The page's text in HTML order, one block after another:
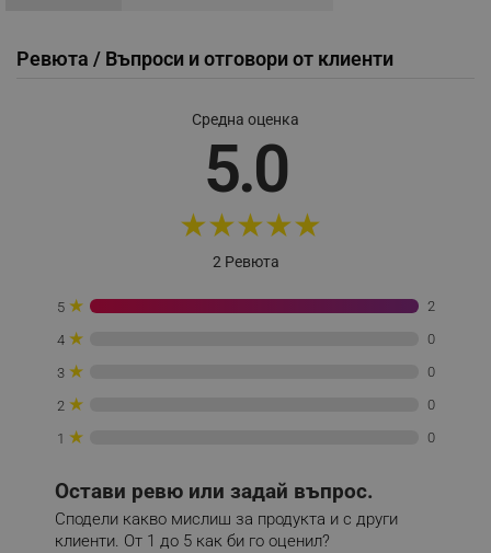
Ревюта / Въпроси и отговори от клиенти
Средна оценка
5.0
★★★★★
2 Ревюта
5 ★ 2
4 ★ 0
3 ★ 0
2 ★ 0
1 ★ 0
Остави ревю или задай въпрос.
Сподели какво мислиш за продукта и с други
клиенти. От 1 до 5 как би го оценил?
_sgf_push_permission_asked
.alleop.bg
_sgf_delayed_actions, .alleop.bg